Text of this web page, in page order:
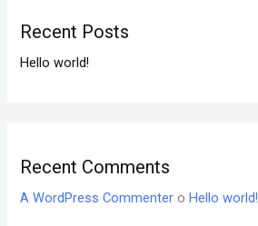
Recent Posts
Hello world!
Recent Comments
A WordPress Commenter oHello world!